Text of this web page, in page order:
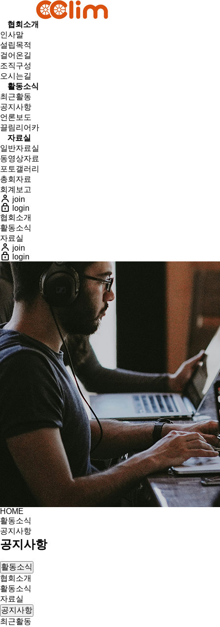
협회소개
인사말
설립목적
걸어온길
조직구성
오시는길
활동소식
최근활동
공지사항
언론보도
끌림리어카
자료실
일반자료실
동영상자료
포토갤러리
총회자료
회계보고
join
login
협회소개
활동소식
자료실
join
login
HOME
활동소식
공지사항
공지사항
활동소식
협회소개
활동소식
자료실
공지사항
최근활동